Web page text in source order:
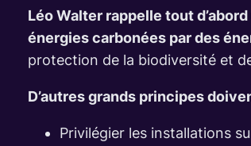
Léo Walter rappelle tout
énergies carbonées par des
protection de la biodiversité et
D’autres grands principes
Privilégier les installations